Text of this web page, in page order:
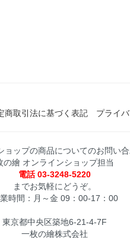
商取引法に基づく表記 プライ
ョップの商品についてのお問い
の繪 オンラインショップ担当
電話 03-3248-5220
までお気軽にどうぞ。
時間：月～金 09：00-17：00
東京都中央区築地6-21-4-7F
一枚の繪株式会社